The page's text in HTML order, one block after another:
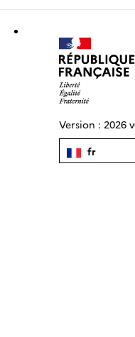
Version : 2026
fr